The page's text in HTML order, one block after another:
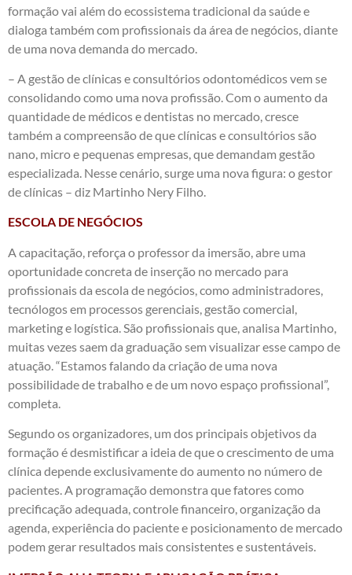
formação vai além do ecossistema tradicional da saúde e
dialoga também com profissionais da área de negócios, diante
de uma nova demanda do mercado.
– A gestão de clínicas e consultórios odontomédicos vem se
consolidando como uma nova profissão. Com o aumento da
quantidade de médicos e dentistas no mercado, cresce
também a compreensão de que clínicas e consultórios são
nano, micro e pequenas empresas, que demandam gestão
especializada. Nesse cenário, surge uma nova figura: o gestor
de clínicas – diz Martinho Nery Filho.
ESCOLA DE NEGÓCIOS
A capacitação, reforça o professor da imersão, abre uma
oportunidade concreta de inserção no mercado para
profissionais da escola de negócios, como administradores,
tecnólogos em processos gerenciais, gestão comercial,
marketing e logística. São profissionais que, analisa Martinho,
muitas vezes saem da graduação sem visualizar esse campo de
atuação. “Estamos falando da criação de uma nova
possibilidade de trabalho e de um novo espaço profissional”,
completa.
Segundo os organizadores, um dos principais objetivos da
formação é desmistificar a ideia de que o crescimento de uma
clínica depende exclusivamente do aumento no número de
pacientes. A programação demonstra que fatores como
precificação adequada, controle financeiro, organização da
agenda, experiência do paciente e posicionamento de mercado
podem gerar resultados mais consistentes e sustentáveis.